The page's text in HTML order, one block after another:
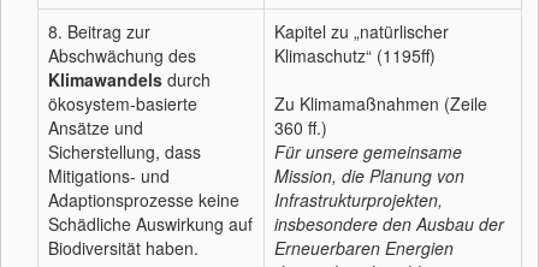
8. Beitrag zur
Abschwächung des
Klimawandels durch
ökosystem-basierte
Ansätze und
Sicherstellung, dass
Mitigations- und
Adaptionsprozesse keine
Schädliche Auswirkung auf
Biodiversität haben.
Kapitel zu „natürlischer
Klimaschutz“ (1195ff)
Zu Klimamaßnahmen (Zeile
360 ff.)
Für unsere gemeinsame
Mission, die Planung von
Infrastrukturprojekten,
insbesondere den Ausbau der
Erneuerbaren Energien